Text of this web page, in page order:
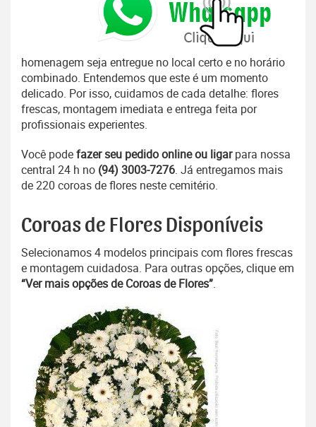
homenagem seja entregue no local certo e no horário
combinado. Entendemos que este é um momento
delicado. Por isso, cuidamos de cada detalhe: flores
frescas, montagem imediata e entrega feita por
profissionais experientes.
Você podefazer seu pedido online ou ligarpara nossa
central 24 h no (94) 3003-7276. Já entregamos mais
de 220 coroas de flores neste cemitério.
Coroas de Flores Disponíveis
Selecionamos 4 modelos principais com flores frescas
e montagem cuidadosa. Para outras opções, clique em
“Ver mais opções de Coroas de Flores”.